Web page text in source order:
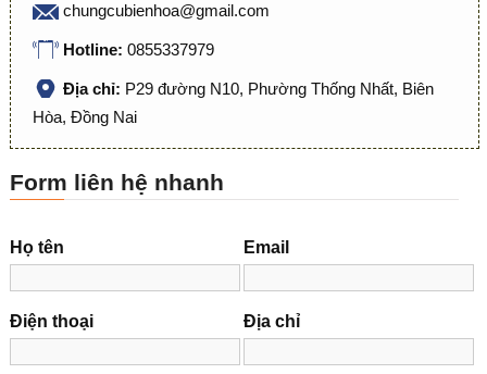
chungcubienhoa@gmail.com
Hotline: 0855337979
Địa chỉ: P29 đường N10, Phường Thống Nhất, Biên
Hòa, Đồng Nai
Form liên hệ nhanh
Họ tên Email
Điện thoại Địa chỉ